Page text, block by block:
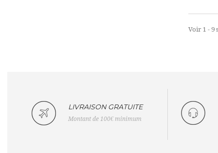
Voir 1 - 9
LIVRAISON GRATUITE
Montant de 100€ minimum